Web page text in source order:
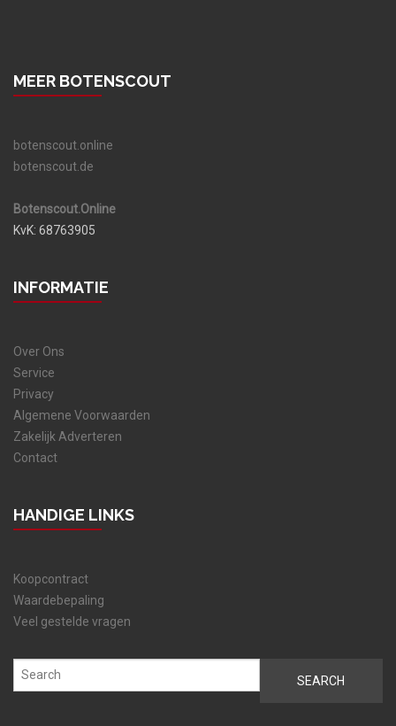
MEER BOTENSCOUT
botenscout.online
botenscout.de
Botenscout.Online
KvK: 68763905
INFORMATIE
Over Ons
Service
Privacy
Algemene Voorwaarden
Zakelijk Adverteren
Contact
HANDIGE LINKS
Koopcontract
Waardebepaling
Veel gestelde vragen